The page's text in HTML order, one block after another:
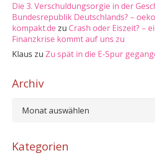
Die 3. Verschuldungsorgie in der
Bundesrepublik Deutschlands? –
kompakt.de zu Crash oder Eiszeit? –
Finanzkrise kommt auf uns zu
Klaus zu Zu spät in die E-Spur
Archiv
Archiv
Kategorien